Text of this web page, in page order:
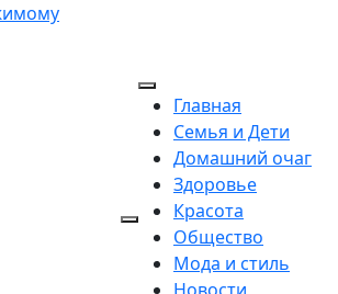
Главная
Семья и Дети
Домашний очаг
Здоровье
Красота
Общество
Мода и стиль